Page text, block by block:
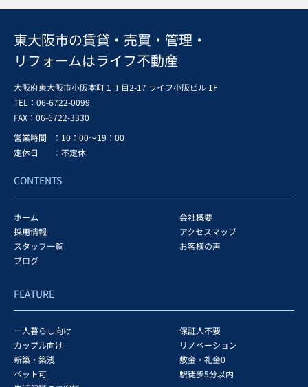
東大阪市の賃貸・売買・管理・
リフォームはライフ不動産
大阪府東大阪市小阪本町１丁目2-17 ライフ小阪ビル 1F
TEL：06-6722-0099
FAX： 06-6722-3330
営業時間
：10：00～19：00
定休日
：不定休
CONTENTS
ホーム
会社概要
採用情報
アクセスマップ
スタッフ一覧
お客様の声
ブログ
FEATURE
一人暮らし向け
保証人不要
カップル向け
リノベーション
新築・築浅
敷金・礼金0
ペット可
駅徒歩5分以内